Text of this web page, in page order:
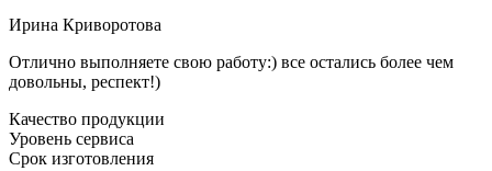
Ирина Криворотова
Отлично выполняете свою работу:) все остались более чем
довольны, респект!)
Качество продукции
Уровень сервиса
Срок изготовления